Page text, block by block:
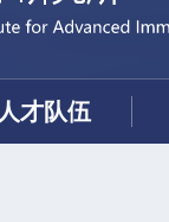
人才队伍